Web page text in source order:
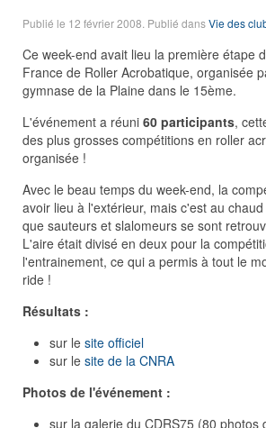
Publié le 12 février 2008 . Publié dansVie des
Ce week-end avait lieu la première étape
France de Roller Acrobatique, organisée
gymnase de la Plaine dans le 15ème.
L'événement a réuni 60 participants,
des plus grosses compétitions en roller
organisée !
Avec le beau temps du week-end, la
avoir lieu à l'extérieur, mais c'est au
que sauteurs et slalomeurs se sont
L'aire était divisé en deux pour la
l'entrainement, ce qui a permis à tout le
ride !
Résultats :
sur le site officiel
sur le site de la CNRA
Photos de l'événement :
sur la galerie du CDRS75 (80 photos